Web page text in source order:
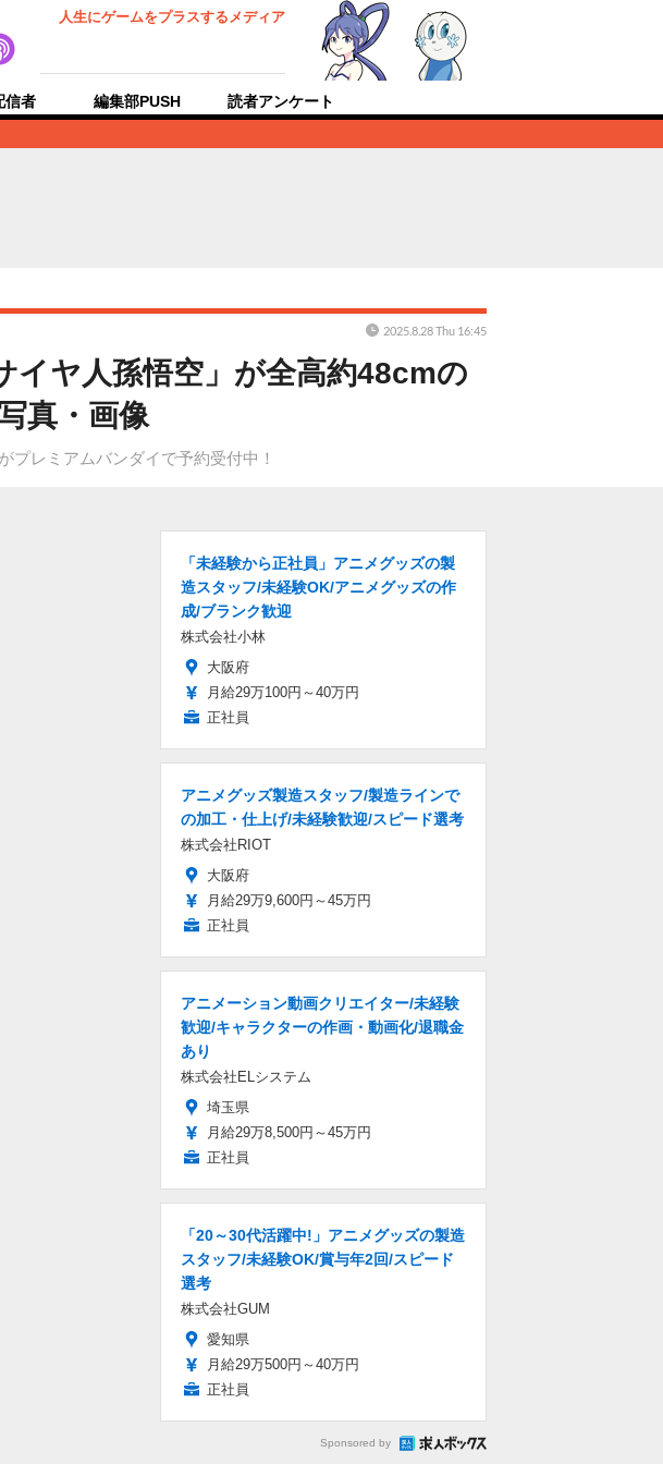
人生にゲームをプラスするメディア
信者 編集部PUSH 読者アンケート
イヤ人孫悟空」が全高約48cmの
真・画像
プレミアムバンダイで予約受付中！
2025.8.28 Thu 16:45
「未経験から正社員」アニメグッズの製
造スタッフ/未経験OK/アニメグッズの作
成/ブランク歓迎
株式会社小林
大阪府
月給29万100円～40万円
正社員
アニメグッズ製造スタッフ/製造ラインで
の加工・仕上げ/未経験歓迎/スピード選考
株式会社RIOT
大阪府
月給29万9,600円～45万円
正社員
アニメーション動画クリエイター/未経験
歓迎/キャラクターの作画・動画化/退職金
あり
株式会社ELシステム
埼玉県
月給29万8,500円～45万円
正社員
「20～30代活躍中!」アニメグッズの製造
スタッフ/未経験OK/賞与年2回/スピード
選考
株式会社GUM
愛知県
月給29万500円～40万円
正社員
Sponsored by